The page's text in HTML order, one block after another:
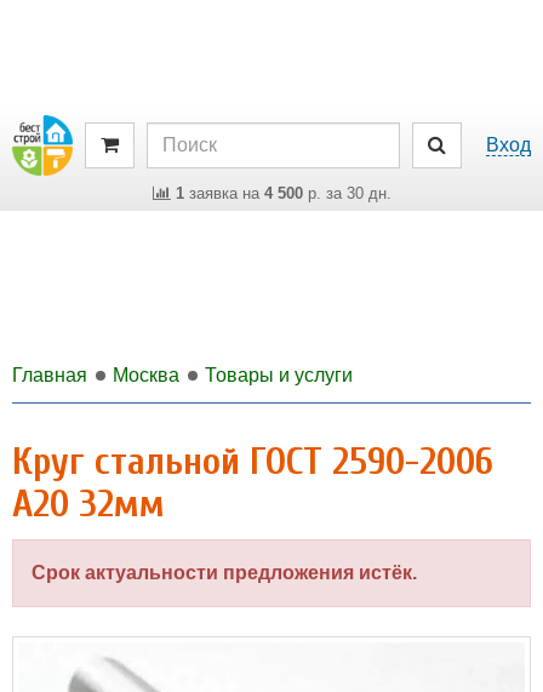
Вход
1заявка на 4 500р. за 30 дн.
Главная Москва Товары и услуги
Круг стальной ГОСТ 2590-2006
А20 32мм
Срок актуальности предложения истёк.